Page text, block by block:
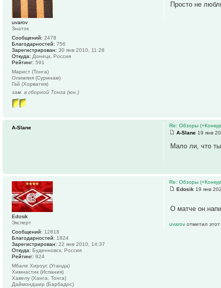
Просто не
uvarov
Знаток
Сообщений: 2478
Благодарностей: 756
Зарегистрирован: 30 янв 2010, 11:28
Откуда: Донецк, Россия
Рейтинг: 591
Марист (Тонга)
Олимпия (Суринам)
Гай (Хорватия)
зам. в сборной Тонга (юн.)
Re: Обзоры
A-Slane 19 янв
Мало ли, что
A-Slane
Re: Обзоры
Edosik 19 янв
О матче он
uvarovотметил этот
Edosik
Эксперт
Сообщений: 12818
Благодарностей: 1824
Зарегистрирован: 22 янв 2010, 14:37
Откуда: Буденновск, Россия
Рейтинг: 924
Мбале Хироус (Уганда)
Химнастик (Испания)
Хавелу (Ханга, Тонга)
Даймондшир (Барбадос)